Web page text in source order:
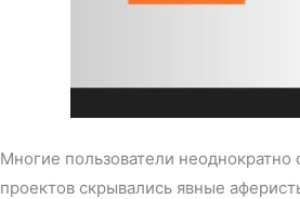
Многие пользователи
проектов скрывались явные